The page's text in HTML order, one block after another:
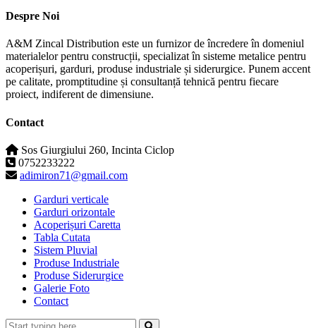
Despre Noi
A&M Zincal Distribution este un furnizor de încredere în domeniul
materialelor pentru construcții, specializat în sisteme metalice pentru
acoperișuri, garduri, produse industriale și siderurgice. Punem accent
pe calitate, promptitudine și consultanță tehnică pentru fiecare
proiect, indiferent de dimensiune.
Contact
Sos Giurgiului 260, Incinta Ciclop
0752233222
adimiron71@gmail.com
Garduri verticale
Garduri orizontale
Acoperișuri Caretta
Tabla Cutata
Sistem Pluvial
Produse Industriale
Produse Siderurgice
Galerie Foto
Contact